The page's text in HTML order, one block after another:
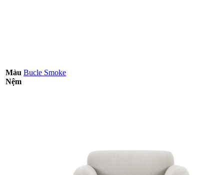
Màu
Nệm
Bucle Smoke